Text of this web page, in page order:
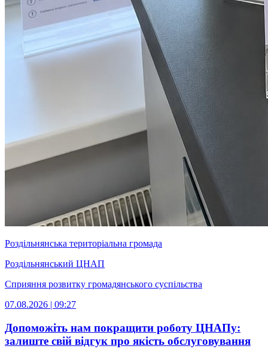
Роздільнянська територіальна громада
Роздільнянський ЦНАП
Сприяння розвитку громадянського суспільства
07.08.2026 | 09:27
Допоможіть нам покращити роботу ЦНАПу:
залиште свій відгук про якість обслуговування